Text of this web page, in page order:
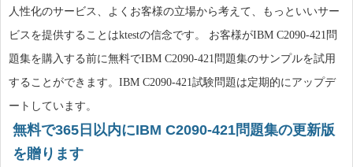
人性化のサービス、よくお客様の立場から考えて、もっといいサー
ビスを提供することはktestの信念です。 お客様がIBM C2090-421問
題集を購入する前に無料でIBM C2090-421問題集のサンプルを試用
することができます。IBM C2090-421試験問題は定期的にアップデ
ートしています。
無料で365日以内にIBM C2090-421問題集の更新版
を贈ります